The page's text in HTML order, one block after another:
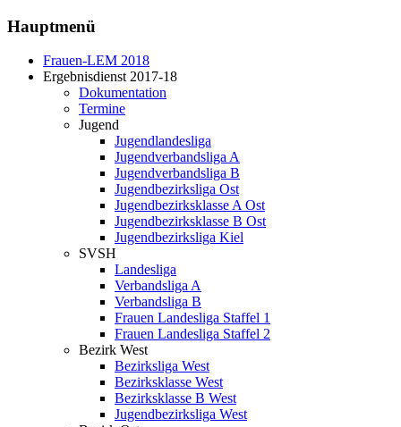
Hauptmenü
Frauen-LEM 2018
Ergebnisdienst 2017-18
Dokumentation
Termine
Jugend
Jugendlandesliga
Jugendverbandsliga A
Jugendverbandsliga B
Jugendbezirksliga Ost
Jugendbezirksklasse A Ost
Jugendbezirksklasse B Ost
Jugendbezirksliga Kiel
SVSH
Landesliga
Verbandsliga A
Verbandsliga B
Frauen Landesliga Staffel 1
Frauen Landesliga Staffel 2
Bezirk West
Bezirksliga West
Bezirksklasse West
Bezirksklasse B West
Jugendbezirksliga West